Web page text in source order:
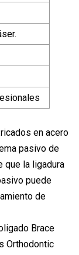
en acero
pasivo de
que la ligadura
puede
de